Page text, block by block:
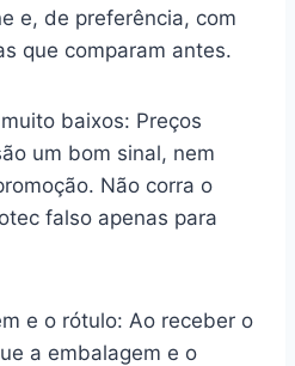
e, de preferência, com
que comparam antes.
baixos: Preços
um bom sinal, nem
Não corra o
falso apenas para
e o rótulo: Ao receber o
a embalagem e o